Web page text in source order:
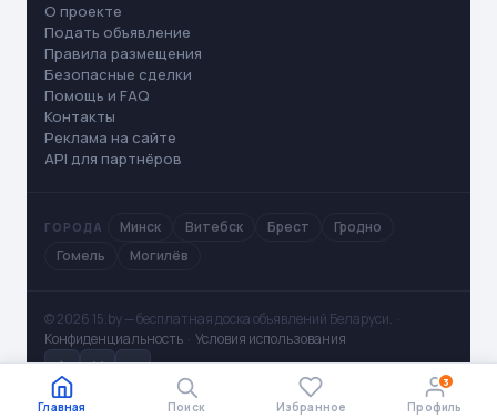
Главная Поиск Избранное
3
Профиль
О проекте
Подать объявление
Правила размещения
Безопасные сделки
Помощь и FAQ
Контакты
Реклама на сайте
API для партнёров
ГОРОДА Минск Витебск Брест
Гродно
Гомель
Могилёв
© 2026 15.by — бесплатная доска объявлений Беларуси. ·
Конфиденциальность · Условия использования
✈ V ◻